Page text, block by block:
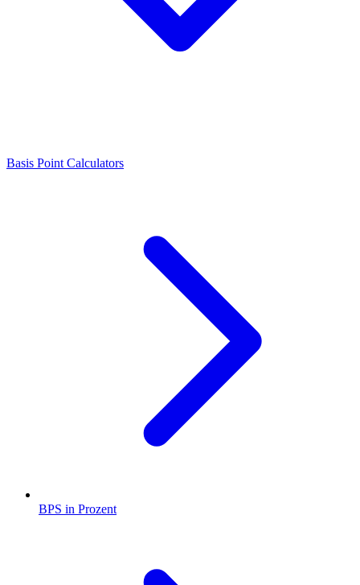
Basis Point Calculators
BPS in Prozent